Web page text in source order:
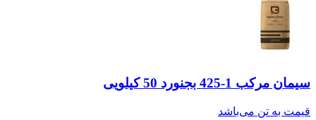
سیمان مرکب 1-425 بجنورد 50 کیلویی
قیمت بهتنمی‌باشد